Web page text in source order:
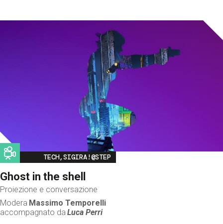
Image
TECH,SIGIRA!@STEP
Ghost in the shell
Proiezione e conversazione
Modera Massimo Temporelli
accompagnato da Luca Perri